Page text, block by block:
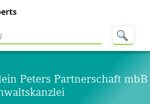
Peters Partnerschaft mbB